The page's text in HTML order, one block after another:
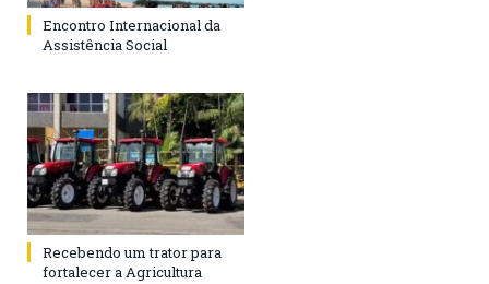
Encontro Internacional da
Assistência Social
Recebendo um trator para
fortalecer a Agricultura